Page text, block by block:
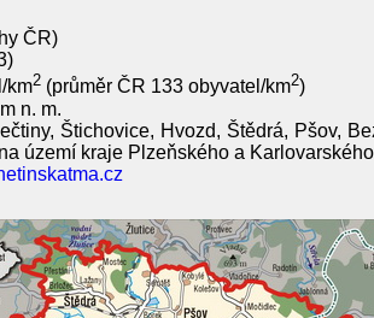
ČR)
km2 (průměr ČR 133 obyvatel/km2)
n. m.
Štichovice, Hvozd, Štědrá, Pšov,
území kraje Plzeňského a